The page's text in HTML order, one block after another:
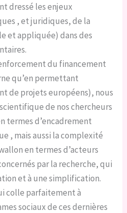
dressé les enjeux
, et juridiques, de la
et appliquée) dans des
du financement
qu’en permettant
de projets européens), nous
de nos chercheurs
termes d’encadrement
, mais aussi la complexité
en termes d’acteurs
par la recherche, qui
et à une simplification.
colle parfaitement à
sociaux de ces dernières